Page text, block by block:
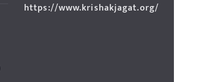
https://www.krishakjagat.org/